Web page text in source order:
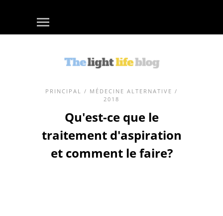
PRINCIPAL / MÉDECINE ALTERNATIVE /
2018
Qu'est-ce que le
traitement d'aspiration
et comment le faire?